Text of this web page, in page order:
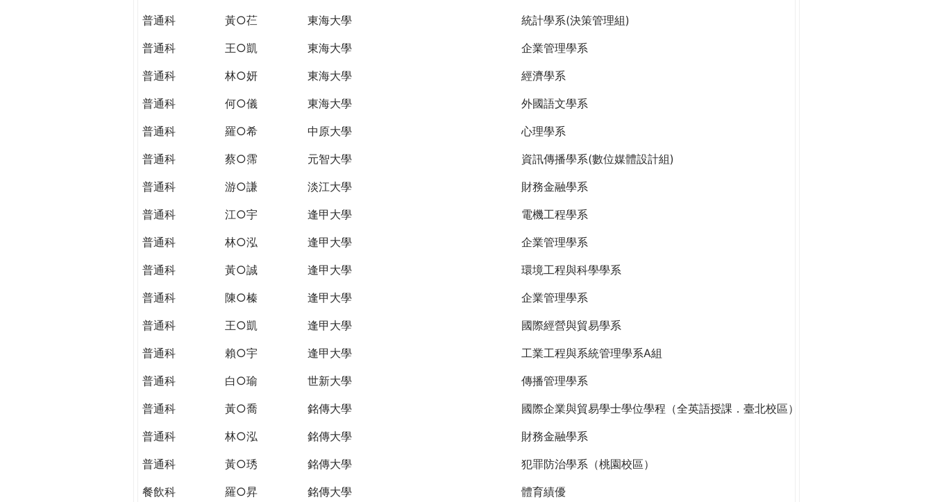
普通科
黃○芢 東海大學
統計學系(決策管理組)
普通科
王○凱 東海大學
企業管理學系
普通科
林○妍 東海大學
經濟學系
普通科
何○儀 東海大學
外國語文學系
普通科
羅○希 中原大學
心理學系
普通科
蔡○霈 元智大學
資訊傳播學系(數位媒體設計組)
普通科
游○謙 淡江大學
財務金融學系
普通科
江○宇 逢甲大學
電機工程學系
普通科
林○泓 逢甲大學
企業管理學系
普通科
黃○誠 逢甲大學
環境工程與科學學系
普通科
陳○榛 逢甲大學
企業管理學系
普通科
王○凱 逢甲大學
國際經營與貿易學系
普通科
賴○宇 逢甲大學
工業工程與系統管理學系A組
普通科
白○瑜 世新大學
傳播管理學系
普通科
黃○喬 銘傳大學
國際企業與貿易學士學位學程（全英語授課．臺北校區）
普通科
林○泓 銘傳大學
財務金融學系
普通科
黃○琇 銘傳大學
犯罪防治學系（桃園校區）
餐飲科
羅○昇 銘傳大學
體育績優